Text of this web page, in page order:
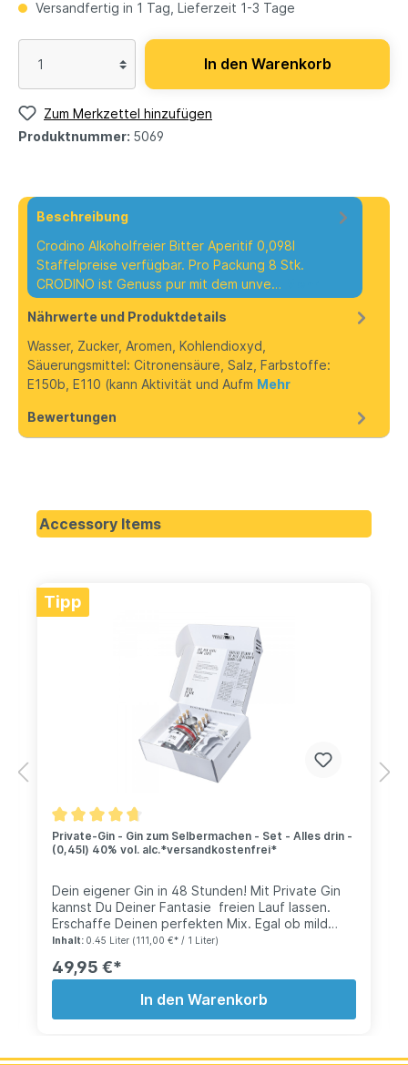
Versandfertig in 1 Tag, Lieferzeit 1-3 Tage
In den Warenkorb
Zum Merkzettel hinzufügen
Produktnummer: 5069
Beschreibung
Crodino Alkoholfreier Bitter Aperitif 0,098l
Staffelpreise verfügbar. Pro Packung 8 Stk.
CRODINO ist Genuss pur mit dem unve…
Nährwerte und Produktdetails
Wasser, Zucker, Aromen, Kohlendioxyd,
Säuerungsmittel: Citronensäure, Salz, Farbstoffe:
E150b, E110 (kann Aktivität und Aufm Mehr
Bewertungen
Accessory Items
Tipp
Private-Gin - Gin zum Selbermachen - Set - Alles drin -
(0,45l) 40% vol. alc.*versandkostenfrei*
Dein eigener Gin in 48 Stunden! Mit Private Gin
kannst Du Deiner Fantasie freien Lauf lassen.
Erschaffe Deinen perfekten Mix. Egal ob mild
oder herb, fruchtig oder würzig. Private Gin gibt
besten Zutaten herzustellen. Du entscheidest,
Geschenk für Gin-Freunde Unser Do-it-yourself
Gin-Baukasten ist auch ein tolles Geschenk für
Geburtstagskind bereits, welchen nicht? Was
Inhalt: 0.45 Liter (111,00 €* / 1 Liter)
49,95 €*
In den Warenkorb